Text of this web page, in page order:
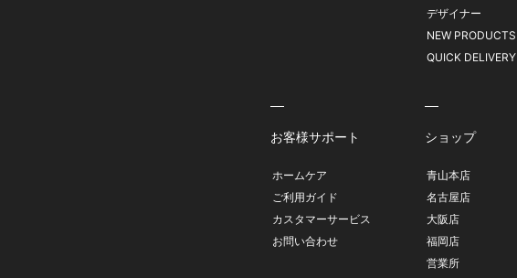
デザイナー
NEW PRODUCTS
QUICK DELIVERY
お客様サポート
ホームケア
ご利用ガイド
カスタマーサービス
お問い合わせ
ショップ
青山本店
名古屋店
大阪店
福岡店
営業所